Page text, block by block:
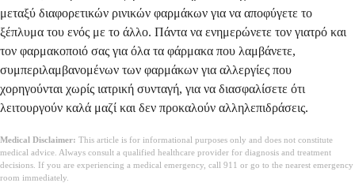
μεταξύ διαφορετικών ρινικών φαρμάκων για να αποφύγετε το
ξέπλυμα του ενός με το άλλο. Πάντα να ενημερώνετε τον γιατρό και
τον φαρμακοποιό σας για όλα τα φάρμακα που λαμβάνετε,
συμπεριλαμβανομένων των φαρμάκων για αλλεργίες που
χορηγούνται χωρίς ιατρική συνταγή, για να διασφαλίσετε ότι
λειτουργούν καλά μαζί και δεν προκαλούν αλληλεπιδράσεις.
Medical Disclaimer: This article is for informational purposes only and does not constitute
medical advice. Always consult a qualified healthcare provider for diagnosis and treatment
decisions. If you are experiencing a medical emergency, call 911 or go to the nearest emergency
room immediately.